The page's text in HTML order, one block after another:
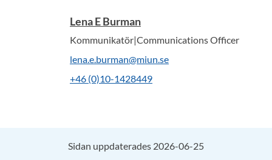
Lena E Burman
Kommunikatör|Communications Officer
lena.e.burman@miun.se
+46 (0)10-1428449
Sidan uppdaterades 2026-06-25